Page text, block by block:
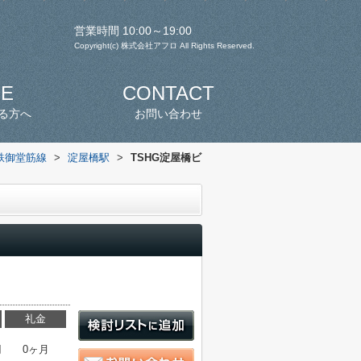
営業時間 10:00～19:00
Copyright(c) 株式会社アフロ All Rights Reserved.
方へ
CONTACT
お問い合わせ
御堂筋線 > 淀屋橋駅 > TSHG淀屋橋ビ
礼金
0ヶ月